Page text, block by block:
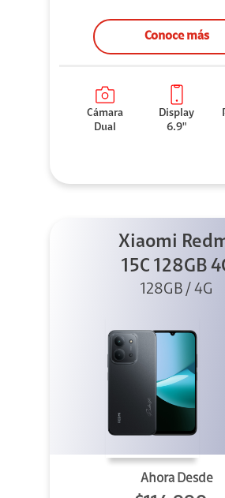
Conoce más
Cámara
Dual
Display
6.9"
Xiaomi
15C 128GB
Negro
128GB / 4G
Ahora Desde